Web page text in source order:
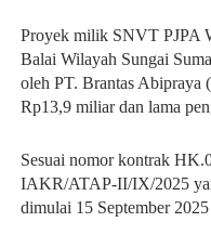
Proyek milik SNVT PJPA
Balai Wilayah Sungai
oleh PT. Brantas Abipraya
Rp13,9 miliar dan lama
Sesuai nomor kontrak
IAKR/ATAP-II/IX/2025
dimulai 15 September